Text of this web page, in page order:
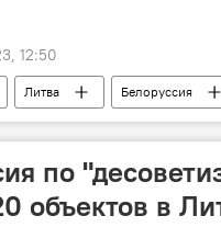
12:50
Литва Белоруссия
по
объектов в